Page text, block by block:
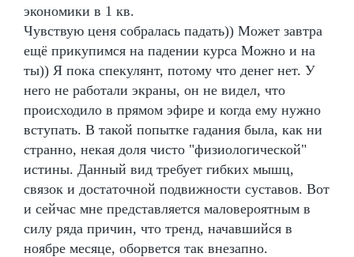
экономики в 1 кв.
Чувствую ценя собралась падать)) Может завтра
ещё прикупимся на падении курса Можно и на
ты)) Я пока спекулянт, потому что денег нет. У
него не работали экраны, он не видел, что
происходило в прямом эфире и когда ему нужно
вступать. В такой попытке гадания была, как ни
странно, некая доля чисто "физиологической"
истины. Данный вид требует гибких мышц,
связок и достаточной подвижности суставов. Вот
и сейчас мне представляется маловероятным в
силу ряда причин, что тренд, начавшийся в
ноябре месяце, оборвется так внезапно.